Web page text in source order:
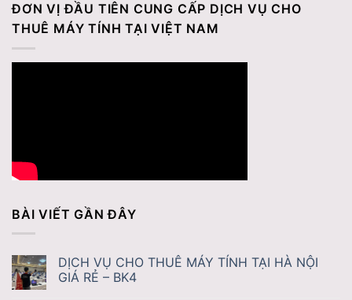
ĐƠN VỊ ĐẦU TIÊN CUNG CẤP DỊCH VỤ CHO
THUÊ MÁY TÍNH TẠI VIỆT NAM
BÀI VIẾT GẦN ĐÂY
DỊCH VỤ CHO THUÊ MÁY TÍNH TẠI HÀ NỘI
GIÁ RẺ – BK4